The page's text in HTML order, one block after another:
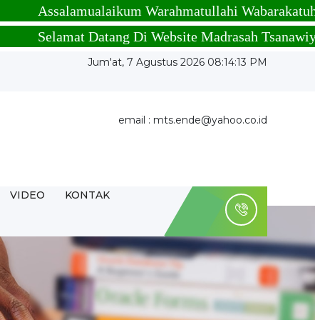
Assalamualaikum Warahmatullahi Wabarakatuh
Selamat Datang Di Website Madrasah Tsanawiyah
Jum'at, 7 Agustus 2026 08:14:14 PM
email : mts.ende@yahoo.co.id
VIDEO KONTAK